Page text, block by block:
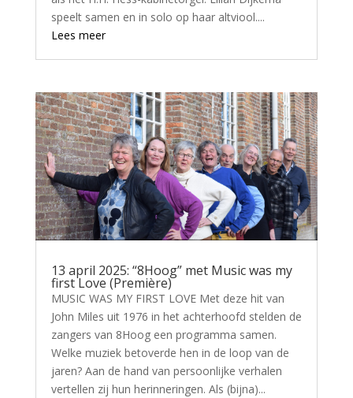
speelt samen en in solo op haar altviool....
Lees meer
13 april 2025: “8Hoog” met Music was my
first Love (Première)
MUSIC WAS MY FIRST LOVE Met deze hit van
John Miles uit 1976 in het achterhoofd stelden de
zangers van 8Hoog een programma samen.
Welke muziek betoverde hen in de loop van de
jaren? Aan de hand van persoonlijke verhalen
vertellen zij hun herinneringen. Als (bijna)...